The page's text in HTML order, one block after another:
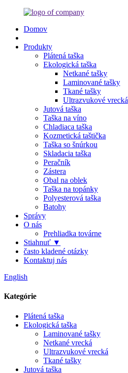
Domov
Produkty
Plátená taška
Ekologická taška
Netkané tašky
Laminované tašky
Tkané tašky
Ultrazvukové vrecká
Jutová taška
Taška na víno
Chladiaca taška
Kozmetická taštička
Taška so šnúrkou
Skladacia taška
Peračník
Zástera
Obal na oblek
Taška na topánky
Polyesterová taška
Batohy
Správy
O nás
Prehliadka továrne
Stiahnuť ▼
často kladené otázky
Kontaktuj nás
English
Kategórie
Plátená taška
Ekologická taška
Laminované tašky
Netkané vrecká
Ultrazvukové vrecká
Tkané tašky
Jutová taška